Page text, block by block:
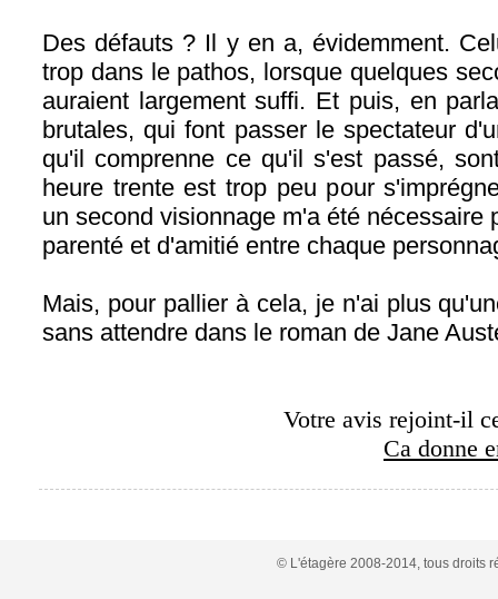
Des défauts ? Il y en a, évidemment.
trop dans le pathos, lorsque quelques
auraient largement suffi. Et puis, en
brutales, qui font passer le spectateur
qu'il comprenne ce qu'il s'est passé,
heure trente est trop peu pour
un second visionnage m'a été nécessaire
parenté et d'amitié entre chaque
Mais, pour pallier à cela, je n'ai plus
sans attendre dans le roman de Jane
Votre avis rejoint-il
Ca donne
© L'étagère 2008-2014, tous droits